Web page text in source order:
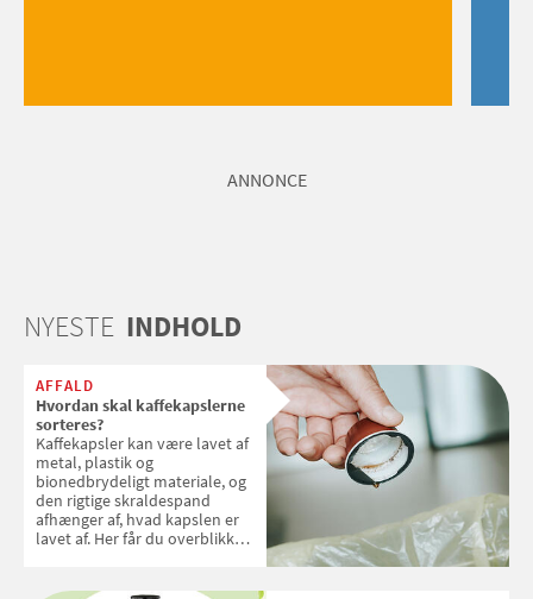
ANNONCE
NYESTE INDHOLD
AFFALD
Hvordan skal kaffekapslerne
sorteres?
Kaffekapsler kan være lavet af
metal, plastik og
bionedbrydeligt materiale, og
den rigtige skraldespand
afhænger af, hvad kapslen er
lavet af. Her får du overblikket